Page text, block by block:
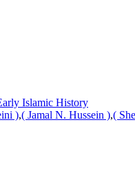
Islamic History
),( Jamal N. Hussein ),(